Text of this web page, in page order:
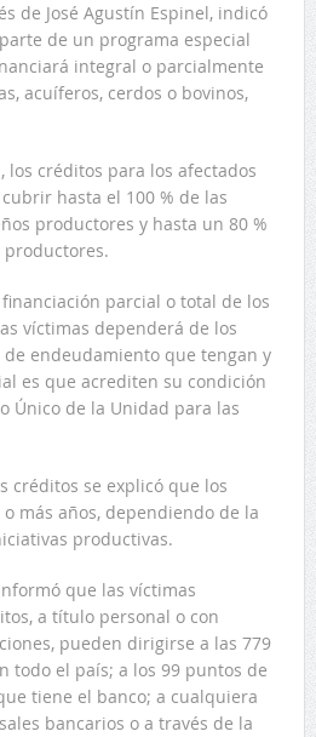
de José Agustín Espinel, indicó
de un programa especial
integral o parcialmente
acuíferos, cerdos o bovinos,
los créditos para los afectados
hasta el 100 % de las
productores y hasta un 80 %
productores.
parcial o total de los
víctimas dependerá de los
endeudamiento que tengan y
es que acrediten su condición
Único de la Unidad para las
créditos se explicó que los
más años, dependiendo de la
productivas.
que las víctimas
a título personal o con
pueden dirigirse a las 779
todo el país; a los 99 puntos de
tiene el banco; a cualquiera
bancarios o a través de la